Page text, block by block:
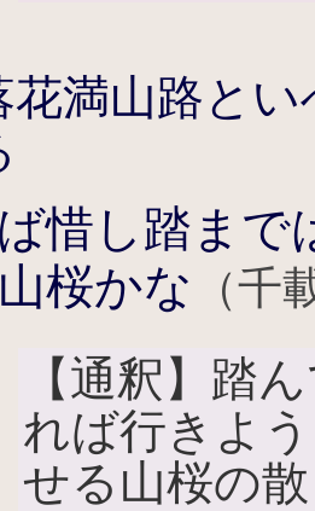
花満山路と
惜し踏まで
桜かな （千
【通釈】踏
れば行きよ
せる山桜の